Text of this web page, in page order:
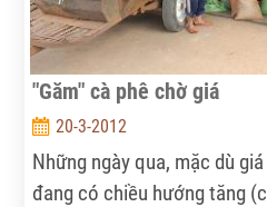
"Găm" cà phê chờ giá
20-3-2012
Những ngày qua, mặc dù
đang có chiều hướng tăng